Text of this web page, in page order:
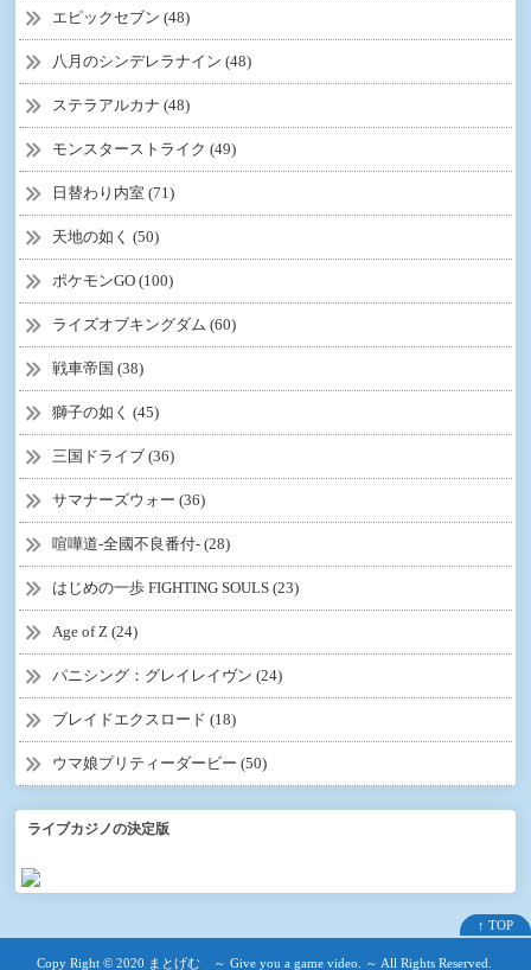
エピックセブン (48)
八月のシンデレラナイン (48)
ステラアルカナ (48)
モンスターストライク (49)
日替わり内室 (71)
天地の如く (50)
ポケモンGO (100)
ライズオブキングダム (60)
戦車帝国 (38)
獅子の如く (45)
三国ドライブ (36)
サマナーズウォー (36)
喧嘩道-全國不良番付- (28)
はじめの一歩 FIGHTING SOULS (23)
Age of Z (24)
パニシング：グレイレイヴン (24)
ブレイドエクスロード (18)
ウマ娘プリティーダービー (50)
ライブカジノの決定版
↑ TOP
Copy Right © 2020 まとげむ ～ Give you a game video. ～ All Rights Reserved.